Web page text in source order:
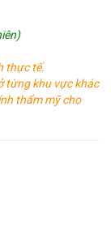
thực tế.
từng khu vực khác
thẩm mỹ cho